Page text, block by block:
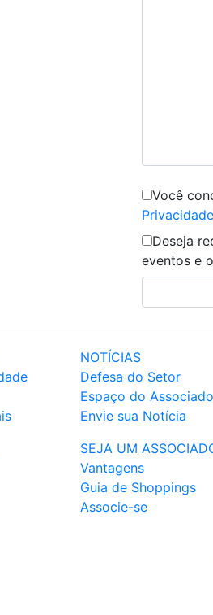
Você
Privacidade
Deseja
eventos e
NOTÍCIAS
Defesa do Setor
Espaço do Associado
Envie sua Notícia
SEJA UM
Vantagens
Guia de Shoppings
Associe-se